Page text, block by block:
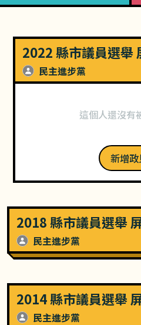
2022 縣市議員選舉
民主進步黨
這個人還沒有
新增
2018 縣市議員選舉
民主進步黨
2014 縣市議員選舉
民主進步黨